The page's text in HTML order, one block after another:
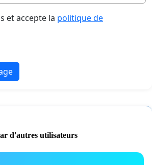
et accepte la politique de
d'autres utilisateurs